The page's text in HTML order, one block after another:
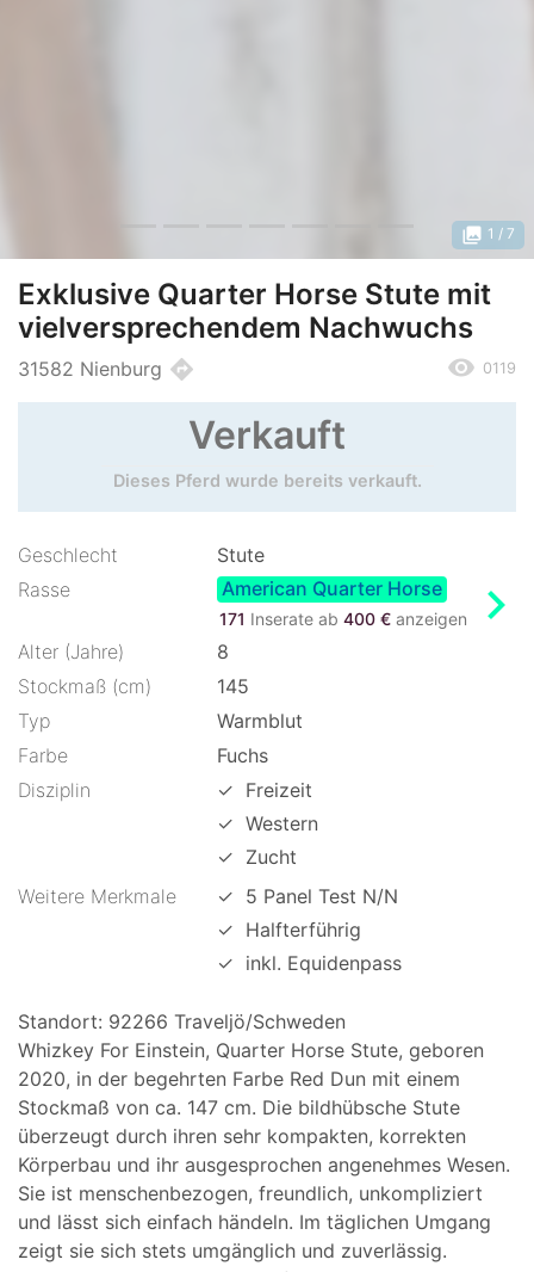
photo_library 1 / 7
Exklusive Quarter Horse Stute mit
vielversprechendem Nachwuchs
31582 Nienburg directions remove_red_eye 0119
Verkauft
Dieses Pferd wurde bereits verkauft.
Geschlecht
Stute
Rasse
American Quarter Horse
171 Inserate ab 400 € anzeigen chevron_right
Alter (Jahre)
8
Stockmaß (cm)
145
Typ
Warmblut
Farbe
Fuchs
Disziplin
✓ Freizeit
✓ Western
✓ Zucht
Weitere Merkmale
✓ 5 Panel Test N/N
✓ Halfterführig
✓ inkl. Equidenpass
Standort: 92266 Traveljö/Schweden
Whizkey For Einstein, Quarter Horse Stute, geboren
2020, in der begehrten Farbe Red Dun mit einem
Stockmaß von ca. 147 cm. Die bildhübsche Stute
überzeugt durch ihren sehr kompakten, korrekten
Körperbau und ihr ausgesprochen angenehmes Wesen.
Sie ist menschenbezogen, freundlich, unkompliziert
und lässt sich einfach händeln. Im täglichen Umgang
zeigt sie sich stets umgänglich und zuverlässig.